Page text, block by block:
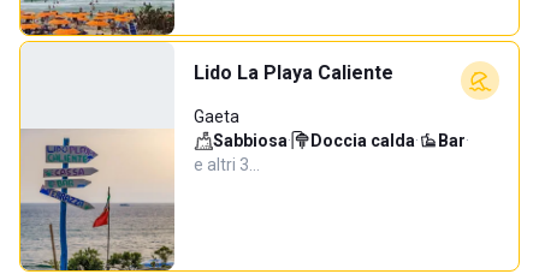
Lido La Playa Caliente
Gaeta
Sabbiosa· Doccia calda· Bar·
e altri 3…